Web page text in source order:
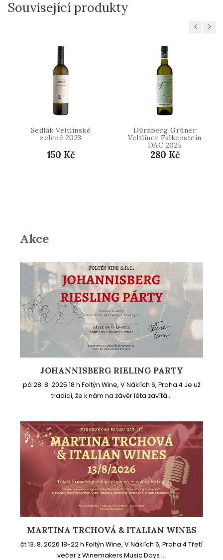
Související produkty
Previous
Sedlák Veltlínské
zelené 2023
150 Kč
Dürnberg Grüner
Veltliner Falkenstein
DAC 2025
280 Kč
Next
Akce
JOHANNISBERG RIELING PARTY
pá 28. 8. 2025 18 h Foltýn Wine, V Náklích 6, Praha 4 Je už
tradicí, že k nám na závěr léta zavítá...
MARTINA TRCHOVÁ & ITALIAN WINES
čt 13. 8. 2026 18-22 h Foltýn Wine, V Náklích 6, Praha 4 Třetí
večer z Winemakers Music Days ...